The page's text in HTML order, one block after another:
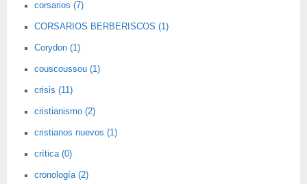
corsarios (7)
CORSARIOS BERBERISCOS (1)
Corydon (1)
couscoussou (1)
crisis (11)
cristianismo (2)
cristianos nuevos (1)
crítica (0)
cronología (2)